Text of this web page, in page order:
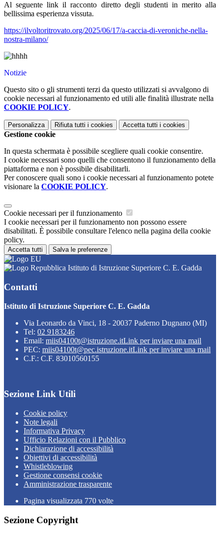
Al seguente link il racconto diretto degli studenti in merito alla
bellissima esperienza vissuta.
https://ilvoltoritrovato.org/2025/06/17/a-caccia-di-veroniche-nella-
nostra-milano/
Notizie
Questo sito o gli strumenti terzi da questo utilizzati si avvalgono di
cookie necessari al funzionamento ed utili alle finalità illustrate nella
COOKIE POLICY.
Personalizza Rifiuta tutti i cookies Accetta tutti i cookies
Gestione cookie
In questa schermata è possibile scegliere quali cookie consentire.
I cookie necessari sono quelli che consentono il funzionamento della
piattaforma e non è possibile disabilitarli.
Per conoscere quali sono i cookie necessari al funzionamento potete
visionare la COOKIE POLICY.
Cookie necessari per il funzionamento
I cookie necessari per il funzionamento non possono essere
disabilitati. È possibile consultare l'elenco nella pagina della cookie
policy.
Accetta tutti Salva le preferenze
Istituto di Istruzione Superiore C. E. Gadda
Contatti
Istituto di Istruzione Superiore C. E. Gadda
Via Leonardo da Vinci, 18 - 20037 Paderno Dugnano (MI)
Tel: 02 9183246
Email: miis04100t@istruzione.itLink per inviare una mail
PEC: miis04100t@pec.istruzione.itLink per inviare una mail
C.F.: C.F. 83010560155
Sezione Link Utili
Cookie policy
Note legali
Informativa Privacy
Ufficio Relazioni con il Pubblico
Dichiarazione di accessibilità
Obiettivi di accessibilità
Whistleblowing
Gestione consensi cookie
Amministrazione trasparente
Pagina visualizzata 770 volte
Sezione Copyright